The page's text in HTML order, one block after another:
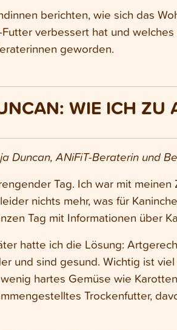
berichten, wie sich das
verbessert hat und
geworden.
WIE ICH ZU
Duncan, ANiFiT-Beraterin und
Tag. Ich war mit
nichts mehr, was für
Tag mit Informationen über
hatte ich die Lösung:
und sind gesund. Wichtig ist
hartes Gemüse wie
Trockenfutter,